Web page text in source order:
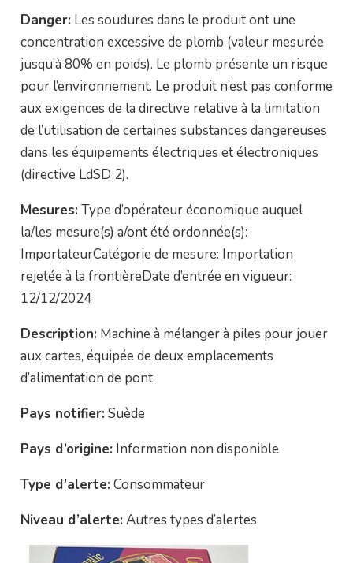
Danger: Les soudures dans le produit ont une
concentration excessive de plomb (valeur mesurée
jusqu’à 80% en poids). Le plomb présente un risque
pour l’environnement. Le produit n’est pas conforme
aux exigences de la directive relative à la limitation
de l’utilisation de certaines substances dangereuses
dans les équipements électriques et électroniques
(directive LdSD 2).
Mesures: Type d’opérateur économique auquel
la/les mesure(s) a/ont été ordonnée(s):
ImportateurCatégorie de mesure: Importation
rejetée à la frontièreDate d’entrée en vigueur:
12/12/2024
Description: Machine à mélanger à piles pour jouer
aux cartes, équipée de deux emplacements
d’alimentation de pont.
Pays notifier: Suède
Pays d’origine: Information non disponible
Type d’alerte: Consommateur
Niveau d’alerte: Autres types d’alertes